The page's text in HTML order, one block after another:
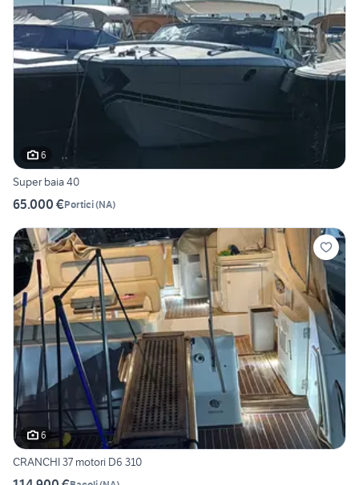
6
Super baia 40
65.000 €Portici(NA)
6
CRANCHI 37 motori D6 310